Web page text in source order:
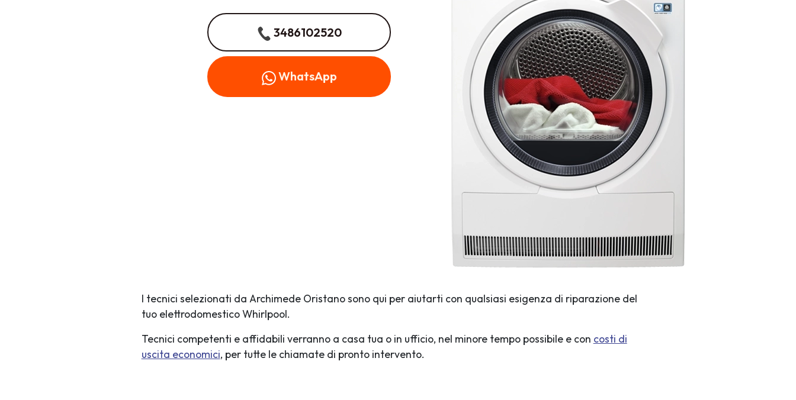
3486102520
WhatsApp
I tecnici selezionati da Archimede Oristano sono qui per aiutarti con qualsiasi esigenza di riparazione del
tuo elettrodomestico Whirlpool.
Tecnici competenti e affidabili verranno a casa tua o in ufficio, nel minore tempo possibile e con costi di
uscita economici, per tutte le chiamate di pronto intervento.